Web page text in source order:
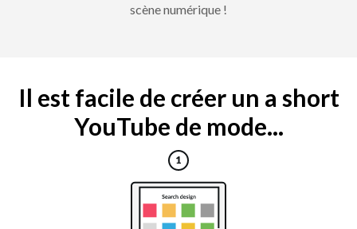
scène numérique !
Il est facile de créer un a short
YouTube de mode...